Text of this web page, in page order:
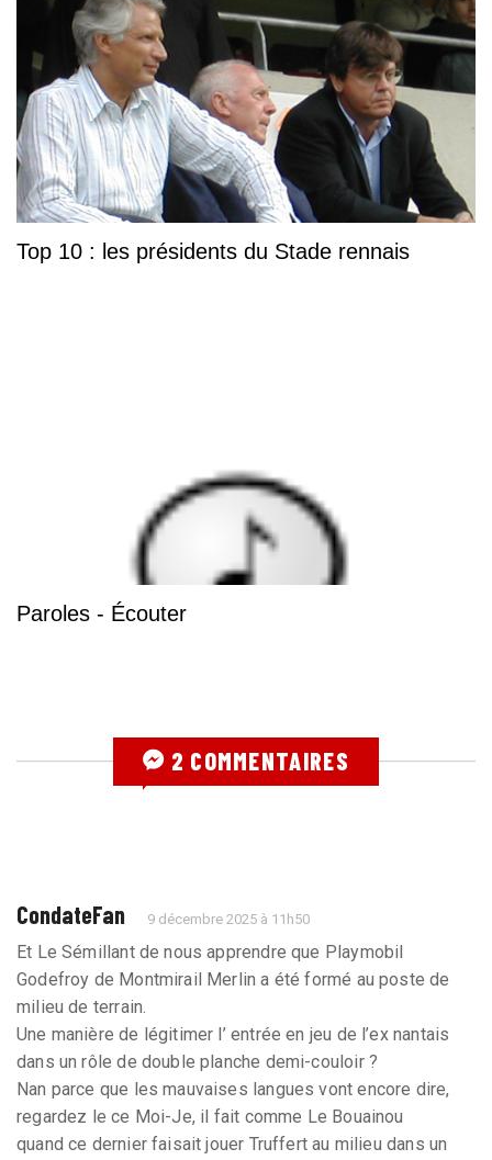
Top 10 : les présidents du Stade rennais
Paroles - Écouter
2 COMMENTAIRES
CondateFan 9 décembre 2025 à 11h50
Et Le Sémillant de nous apprendre que Playmobil
Godefroy de Montmirail Merlin a été formé au poste de
milieu de terrain.
Une manière de légitimer l’ entrée en jeu de l’ex nantais
dans un rôle de double planche demi-couloir ?
Nan parce que les mauvaises langues vont encore dire,
regardez le ce Moi-Je, il fait comme Le Bouainou
quand ce dernier faisait jouer Truffert au milieu dans un